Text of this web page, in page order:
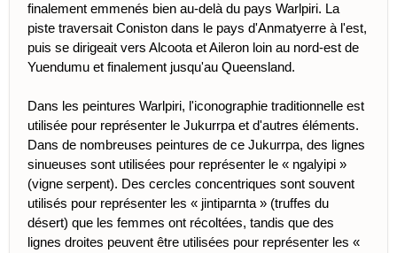
finalement emmenés bien au-delà du pays Warlpiri. La
piste traversait Coniston dans le pays d'Anmatyerre à l'est,
puis se dirigeait vers Alcoota et Aileron loin au nord-est de
Yuendumu et finalement jusqu'au Queensland.
Dans les peintures Warlpiri, l'iconographie traditionnelle est
utilisée pour représenter le Jukurrpa et d'autres éléments.
Dans de nombreuses peintures de ce Jukurrpa, des lignes
sinueuses sont utilisées pour représenter le « ngalyipi »
(vigne serpent). Des cercles concentriques sont souvent
utilisés pour représenter les « jintiparnta » (truffes du
désert) que les femmes ont récoltées, tandis que des
lignes droites peuvent être utilisées pour représenter les «